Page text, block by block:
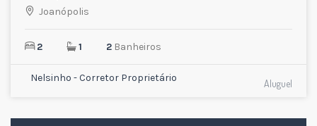
Joanópolis
2 1 2 Banheiros
Nelsinho - Corretor Proprietário Aluguel